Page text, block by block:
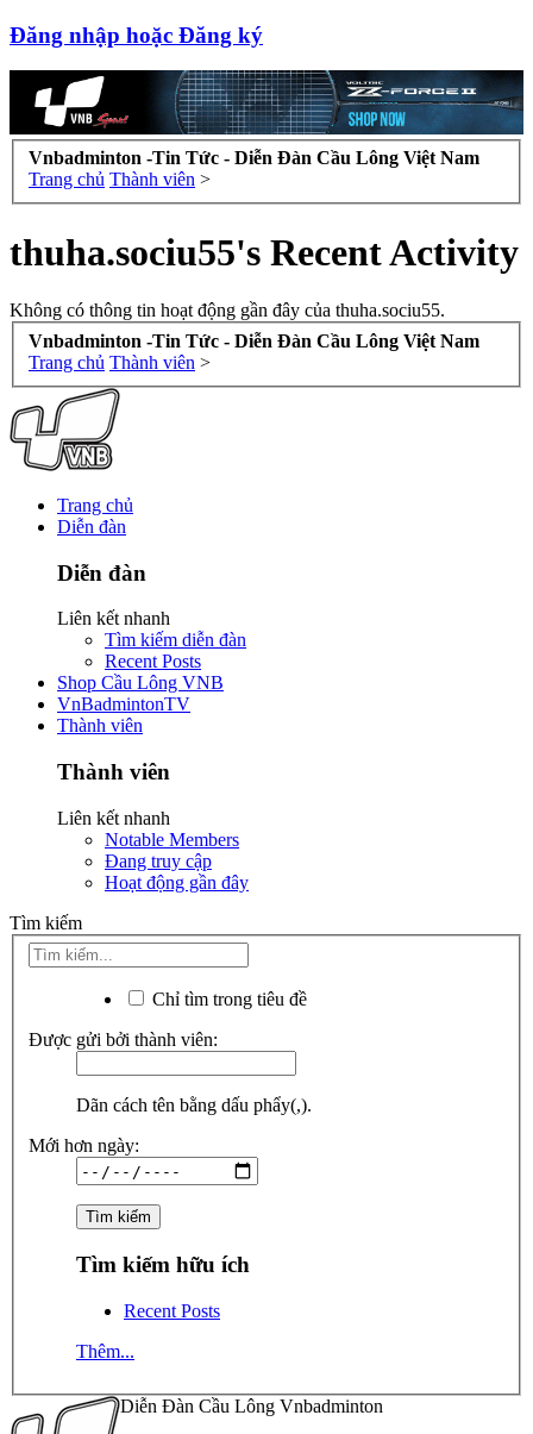
Đăng nhập hoặc Đăng ký
Vnbadminton -Tin Tức - Diễn Đàn Cầu Lông Việt Nam
Trang chủ Thành viên >
thuha.sociu55's Recent Activity
Không có thông tin hoạt động gần đây của thuha.sociu55.
Vnbadminton -Tin Tức - Diễn Đàn Cầu Lông Việt Nam
Trang chủ Thành viên >
Trang chủ
Diễn đàn
Diễn đàn
Liên kết nhanh
Tìm kiếm diễn đàn
Recent Posts
Shop Cầu Lông VNB
VnBadmintonTV
Thành viên
Thành viên
Liên kết nhanh
Notable Members
Đang truy cập
Hoạt động gần đây
Tìm kiếm
Chỉ tìm trong tiêu đề
Được gửi bởi thành viên:
Dãn cách tên bằng dấu phẩy(,).
Mới hơn ngày:
Tìm kiếm hữu ích
Recent Posts
Thêm...
Diễn Đàn Cầu Lông Vnbadminton